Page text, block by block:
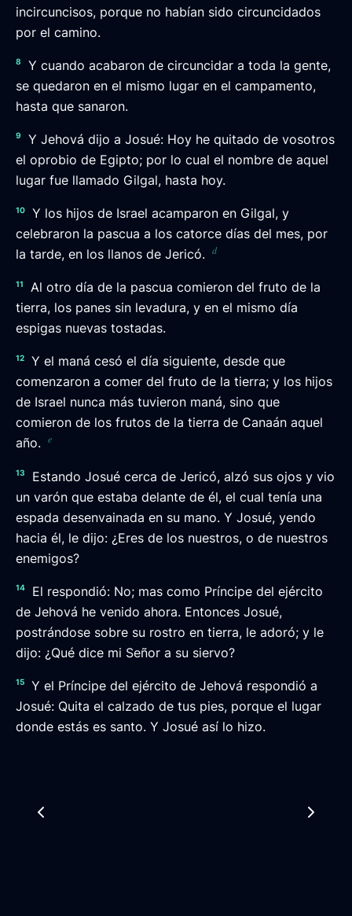
incircuncisos, porque no habían sido circuncidados
por el camino.
8
Y cuando acabaron de circuncidar a toda la gente,
se quedaron en el mismo lugar en el campamento,
hasta que sanaron.
9
Y Jehová dijo a Josué: Hoy he quitado de vosotros
el oprobio de Egipto; por lo cual el nombre de aquel
lugar fue llamado Gilgal, hasta hoy.
10
Y los hijos de Israel acamparon en Gilgal, y
celebraron la pascua a los catorce días del mes, por
la tarde, en los llanos de Jericó. d
11
Al otro día de la pascua comieron del fruto de la
tierra, los panes sin levadura, y en el mismo día
espigas nuevas tostadas.
12
Y el maná cesó el día siguiente, desde que
comenzaron a comer del fruto de la tierra; y los hijos
de Israel nunca más tuvieron maná, sino que
comieron de los frutos de la tierra de Canaán aquel
año. e
13
Estando Josué cerca de Jericó, alzó sus ojos y vio
un varón que estaba delante de él, el cual tenía una
espada desenvainada en su mano. Y Josué, yendo
hacia él, le dijo: ¿Eres de los nuestros, o de nuestros
enemigos?
14
El respondió: No; mas como Príncipe del ejército
de Jehová he venido ahora. Entonces Josué,
postrándose sobre su rostro en tierra, le adoró; y le
dijo: ¿Qué dice mi Señor a su siervo?
15
Y el Príncipe del ejército de Jehová respondió a
Josué: Quita el calzado de tus pies, porque el lugar
donde estás es santo. Y Josué así lo hizo.